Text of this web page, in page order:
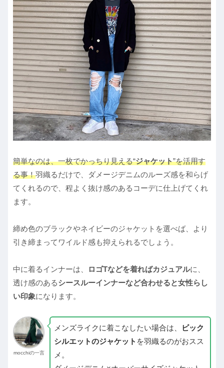
簡単なのは、一枚でかっちり見える“ジャケット”を活用す
る事！羽織るだけで、ダメージデニムのルーズ感を和らげ
てくれるので、程よく抜け感のあるコーデに仕上げてくれ
ます。
締め色のブラックやネイビーのジャケットを選べば、より
引き締まってワイルド感も抑えられるでしょう。
中に着るインナーは、 ロゴTなどを着ればカジュアルに、
透け感のあるシースルーインナーなど合わせると女性らし
い印象になります。
mocchiの一言
メンズライクに着こなしたい場合は、 ビック
シルエットのジャケット を羽織るのがおスス
メ。